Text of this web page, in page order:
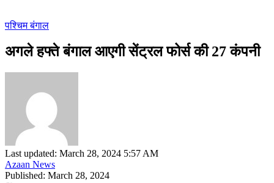
पश्चिम बंगाल
अगले हफ्ते बंगाल आएगी सेंट्रल फोर्स की 27 कंपनी
Last updated: March 28, 2024 5:57 AM
Azaan News
Published: March 28, 2024